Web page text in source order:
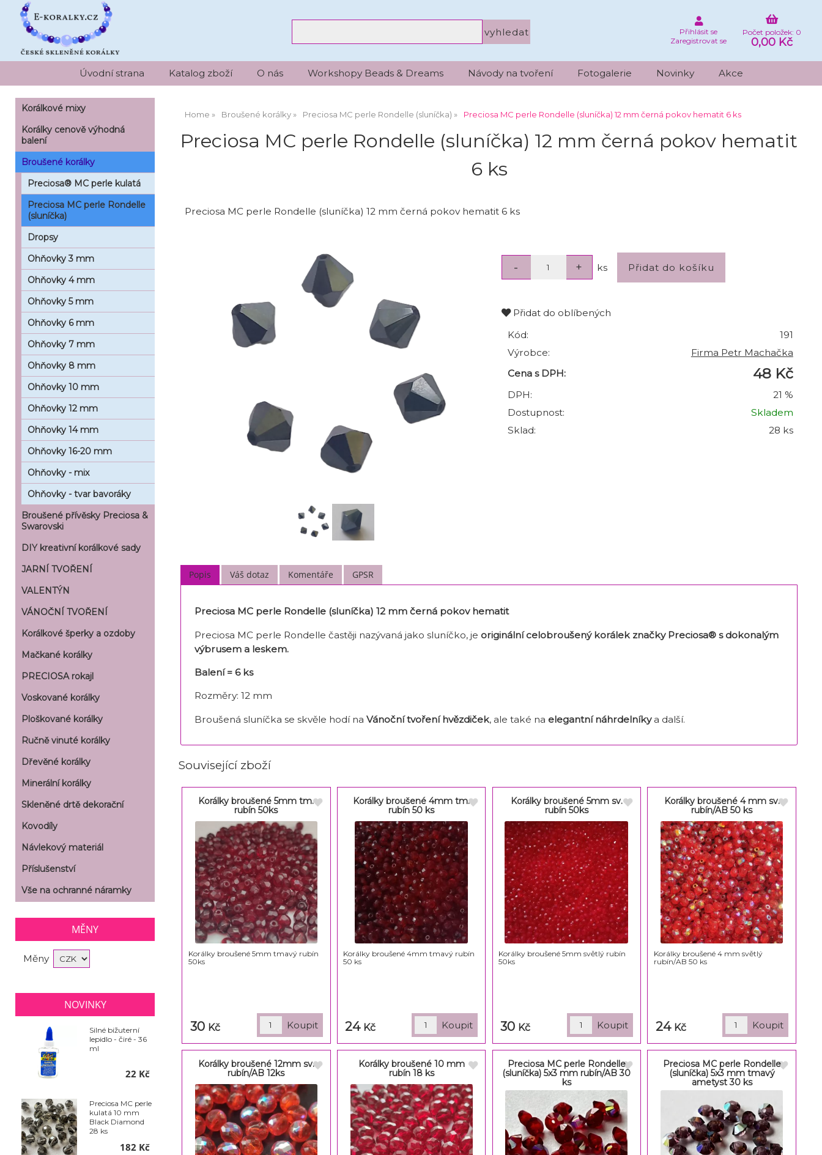
Počet položek: 0
0,00 Kč
Přihlásit se
Zaregistrovat se
Úvodní strana Katalog zboží O nás Workshopy Beads & Dreams Návody na tvoření Fotogalerie Novinky Akce
Home Broušené korálky Preciosa MC perle Rondelle (sluníčka) Preciosa MC perle Rondelle (sluníčka) 12 mm černá pokov hematit 6 ks
Preciosa MC perle Rondelle (sluníčka) 12 mm černá pokov hematit
6 ks
Preciosa MC perle Rondelle (sluníčka) 12 mm černá pokov hematit 6 ks
ks
Přidat do oblíbených
Kód:
191
Výrobce:
Firma Petr Machačka
Cena s DPH:
48 Kč
DPH:
21 %
Dostupnost:
Skladem
Sklad:
28 ks
Popis Váš dotaz Komentáře GPSR
Preciosa MC perle Rondelle (sluníčka) 12 mm černá pokov hematit
Preciosa MC perle Rondelle častěji nazývaná jako sluníčko, je originální celobroušený korálek značky Preciosa® s dokonalým
výbrusem a leskem.
Balení = 6 ks
Rozměry: 12 mm
Broušená sluníčka se skvěle hodí na Vánoční tvoření hvězdiček, ale také na elegantní náhrdelníkya další.
Související zboží
Korálky broušené 5mm tm.
rubín 50ks
Korálky broušené 5mm tmavý rubín
50ks
30 Kč
Korálky broušené 4mm tm.
rubín 50 ks
Korálky broušené 4mm tmavý rubín
50 ks
24 Kč
Korálky broušené 5mm sv.
rubín 50ks
Korálky broušené 5mm světlý rubín
50ks
30 Kč
Korálky broušené 4 mm sv.
rubín/AB 50 ks
Korálky broušené 4 mm světlý
rubín/AB 50 ks
24 Kč
Korálky broušené 12mm sv.
rubín/AB 12ks
Korálky broušené 10 mm
rubín 18 ks
Preciosa MC perle Rondelle
(sluníčka) 5x3 mm rubín/AB 30
ks
Preciosa MC perle Rondelle
(sluníčka) 5x3 mm tmavý
ametyst 30 ks
Korálkové mixy
Korálky cenově výhodná
balení
Broušené korálky
Preciosa® MC perle kulatá
Preciosa MC perle Rondelle
(sluníčka)
Dropsy
Ohňovky 3 mm
Ohňovky 4 mm
Ohňovky 5 mm
Ohňovky 6 mm
Ohňovky 7 mm
Ohňovky 8 mm
Ohňovky 10 mm
Ohňovky 12 mm
Ohňovky 14 mm
Ohňovky 16-20 mm
Ohňovky - mix
Ohňovky - tvar bavoráky
Broušené přívěsky Preciosa &
Swarovski
DIY kreativní korálkové sady
JARNÍ TVOŘENÍ
VALENTÝN
VÁNOČNÍ TVOŘENÍ
Korálkové šperky a ozdoby
Mačkané korálky
PRECIOSA rokajl
Voskované korálky
Ploškované korálky
Ručně vinuté korálky
Dřevěné korálky
Minerální korálky
Skleněné drtě dekorační
Kovodíly
Návlekový materiál
Příslušenství
Vše na ochranné náramky
MĚNY
Měny
NOVINKY
Silné bižuterní
lepidlo - čiré - 36
ml
22 Kč
Preciosa MC perle
kulatá 10 mm
Black Diamond
28 ks
182 Kč